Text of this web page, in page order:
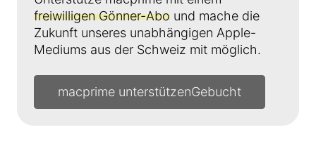
freiwilligen Gönner-Abo und mache die
Zukunft unseres unabhängigen Apple-
Mediums aus der Schweiz mit möglich.
macprime unterstützen